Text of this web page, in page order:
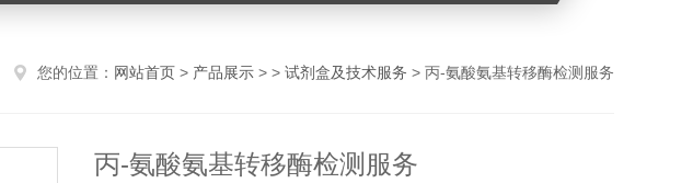
您的位置： 网站首页 > 产品展示 > > 试剂盒及技术服务 > 丙-氨酸氨基转移酶检测服务
丙-氨酸氨基转移酶检测服务